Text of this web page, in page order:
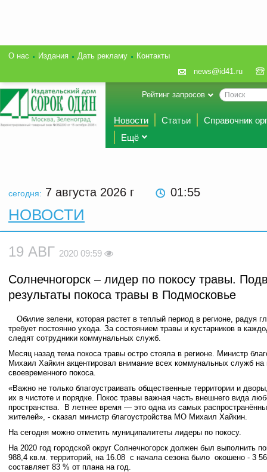
О нас Издания Дать рекламу
Контакты
news@id41.ru
Рейтинг запросов
Новости Статьи
Справочник
Ещё
сегодня: 7 августа 2026 г 01:55
НОВОСТИ
19 АВГ 2020 09:59
Солнечногорск – лидер по покосу травы.
результаты покоса травы в Подмосковье
Обилие зелени, которая растет в теплый период в регионе, радуя
требует постоянно ухода. За состоянием травы и кустарников в
следят сотрудники коммунальных служб.
Месяц назад тема покоса травы остро стояла в регионе. Министр
Михаил Хайкин акцентировал внимание всех коммунальных служб на
своевременного покоса.
«Важно не только благоустраивать общественные территории и
их в чистоте и порядке. Покос травы важная часть внешнего вида
пространства. В летнее время — это одна из самых
жителей», - сказал министр благоустройства МО Михаил Хайкин.
На сегодня можно отметить муниципалитеты лидеры по покосу.
На 2020 год городской округ Солнечногорск должен был выполнить
988,4 кв.м. территорий, на 16.08 с начала сезона было окошено - 3
составляет 83 % от плана на год.